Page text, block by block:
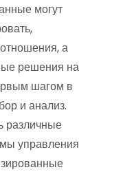
могут
а
решения на
шагом в
и анализ.
различные
управления